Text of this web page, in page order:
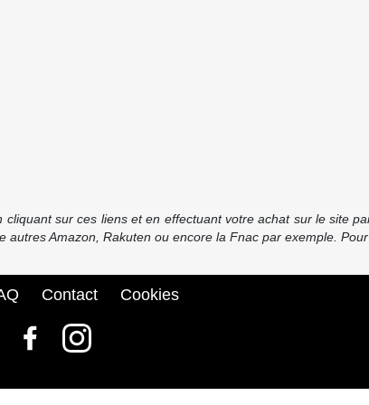
sur ces liens et en effectuant votre achat sur le site
Amazon, Rakuten ou encore la Fnac par exemple.
Contact Cookies